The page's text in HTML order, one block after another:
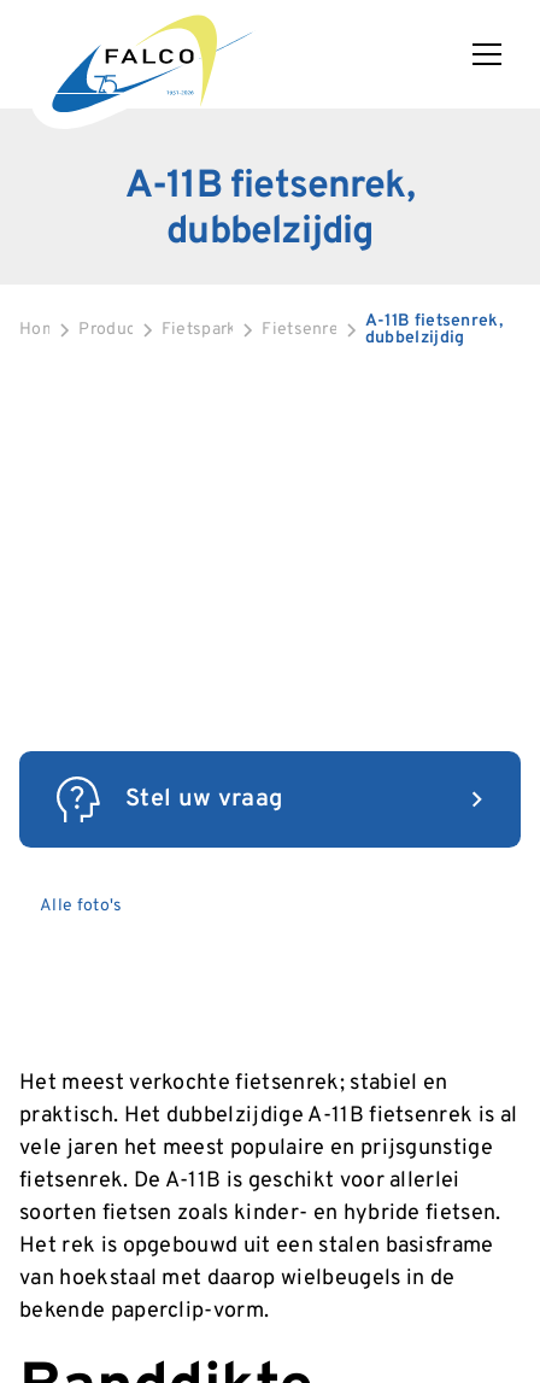
A-11B fietsenrek,
dubbelzijdig
Home Producten FietsparkerenFietsenrekkenA-11B fietsenrek,
dubbelzijdig
Het meest verkochte fietsenrek; stabiel en
praktisch. Het dubbelzijdige A-11B fietsenrek is al
vele jaren het meest populaire en prijsgunstige
fietsenrek. De A-11B is geschikt voor allerlei
soorten fietsen zoals kinder- en hybride fietsen.
Het rek is opgebouwd uit een stalen basisframe
van hoekstaal met daarop wielbeugels in de
bekende paperclip-vorm.
Stel uw vraag
Alle foto's